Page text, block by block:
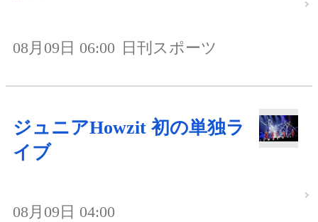
08月09日 06:00 日刊スポーツ
ジュニアHowzit 初の単独ラ
イブ
08月09日 04:00